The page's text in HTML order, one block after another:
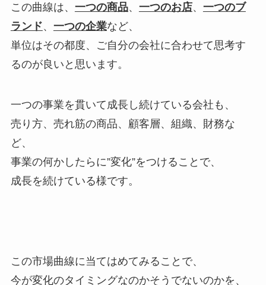
この曲線は、 一つの商品、 一つのお店、 一つのブ
ランド、 一つの企業など、
単位はその都度、ご自分の会社に合わせて思考す
るのが良いと思います。
一つの事業を貫いて成長し続けている会社も、
売り方、売れ筋の商品、顧客層、組織、財務な
ど、
事業の何かしたらに”変化”をつけることで、
成長を続けている様です。
この市場曲線に当てはめてみることで、
今が変化のタイミングなのかそうでないのかを、